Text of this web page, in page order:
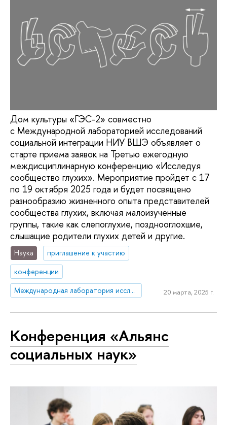
Дом культуры «ГЭС-2» совместно
с Международной лабораторией исследований
социальной интеграции НИУ ВШЭ объявляет о
старте приема заявок на Третью ежегодную
междисциплинарную конференцию «Исследуя
сообщество глухих». Мероприятие пройдет с 17
по 19 октября 2025 года и будет посвящено
разнообразию жизненного опыта представителей
сообщества глухих, включая малоизученные
группы, такие как слепоглухие, позднооглохшие,
слышащие родители глухих детей и другие.
Наука
приглашение к участию
конференции
Международная лаборатория исследований социальной интеграции
20 марта, 2025 г.
Конференция «Альянс
социальных наук»